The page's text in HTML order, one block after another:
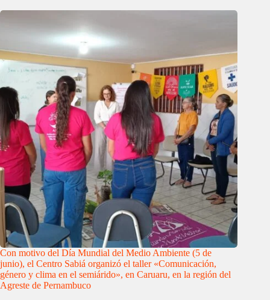
Con motivo del Día Mundial del Medio Ambiente (5 de
junio), el Centro Sabiá organizó el taller «Comunicación,
género y clima en el semiárido», en Caruaru, en la región del
Agreste de Pernambuco